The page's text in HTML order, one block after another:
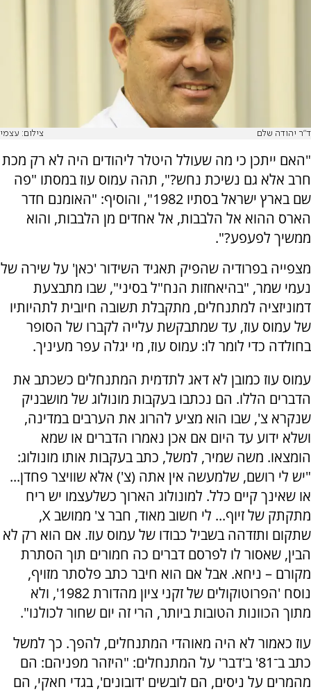
ד"ר יהודה שלם צילום: עצמי
"האם ייתכן כי מה שעולל היטלר ליהודים היה לא רק מכת
חרב אלא גם נשיכת נחש?", תהה עמוס עוז במסתו "פה
שם בארץ ישראל בסתיו 1982", והוסיף: "האומנם חדר
הארס ההוא אל הלבבות, אל אחדים מן הלבבות, והוא
ממשיך לפעפע?".
מצפייה בפרודיה שהפיק תאגיד השידור 'כאן' על שירה של
נעמי שמר, "בהיאחזות הנח"ל בסיני", שבו מתבצעת
דמוניזציה למתנחלים, מתקבלת תשובה חיובית לתהיותיו
של עמוס עוז, עד שמתבקשת עלייה לקברו של הסופר
בחולדה כדי לומר לו: עמוס עוז, מי יגלה עפר מעיניך.
עמוס עוז כמובן לא דאג לתדמית המתנחלים כשכתב את
הדברים הללו. הם נכתבו בעקבות מונולוג של מושבניק
שנקרא צ', שבו הוא מציע להרוג את הערבים במדינה,
ושלא ידוע עד היום אם אכן נאמרו הדברים או שמא
הומצאו. משה שמיר, למשל, כתב בעקבות אותו מונולוג:
"יש לי רושם, שלמעשה אין אתה (צ') אלא שוויצר פחדן...
או שאינך קיים כלל. למונולוג הארוך כשלעצמו יש ריח
מתקתק של זיוף... לי חשוב מאוד, חבר צ' ממושבX
,
שתקום ותזדהה בשביל כבודו של עמוס עוז. אם הוא רק לא
הבין, שאסור לו לפרסם דברים כה חמורים תוך הסתרת
מקורם – ניחא. אבל אם הוא חיבר כתב פלסתר מזויף,
נוסח 'הפרוטוקולים של זקני ציון מהדורת 1982', ולא
מתוך הכוונות הטובות ביותר, הרי זה יום שחור לכולנו".
עוז כאמור לא היה מאוהדי המתנחלים, להפך. כך למשל
כתב ב־81' ב'דבר' על המתנחלים: "היזהר מפניהם: הם
מהמרים על ניסים, הם לובשים 'דובונים', בגדי חאקי, הם